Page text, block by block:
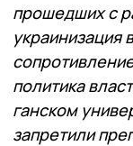
прошедших с
украинизация
политика
ган­ском
запретили